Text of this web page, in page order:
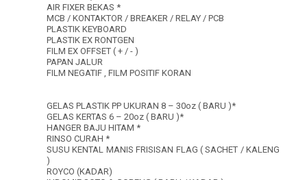
AIR FIXER BEKAS *
MCB / KONTAKTOR / BREAKER / RELAY / PCB
PLASTIK KEYBOARD
PLASTIK EX RONTGEN
FILM EX OFFSET ( + / - )
PAPAN JALUR
FILM NEGATIF , FILM POSITIF KORAN
GELAS PLASTIK PP UKURAN 8 – 30oz ( BARU )*
GELAS KERTAS 6 – 20oz ( BARU )*
HANGER BAJU HITAM *
RINSO CURAH *
SUSU KENTAL MANIS FRISISAN FLAG ( SACHET / KALENG
)
ROYCO (KADAR)